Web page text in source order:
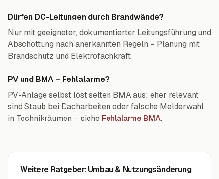
Dürfen DC-Leitungen durch Brandwände?
Nur mit geeigneter, dokumentierter Leitungsführung und
Abschottung nach anerkannten Regeln – Planung mit
Brandschutz und Elektrofachkraft.
PV und BMA – Fehlalarme?
PV-Anlage selbst löst selten BMA aus; eher relevant
sind Staub bei Dacharbeiten oder falsche Melderwahl
in Technikräumen – siehe Fehlalarme BMA.
Weitere Ratgeber: Umbau & Nutzungsänderung